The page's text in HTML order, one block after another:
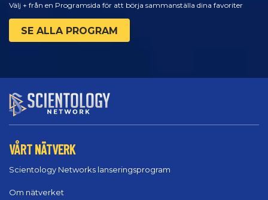
Välj + från en Programsida för att börja sammanställa dina favoriter
SE ALLA PROGRAM
VÅRT NÄTVERK
Scientology Networks lanseringsprogram
Om nätverket